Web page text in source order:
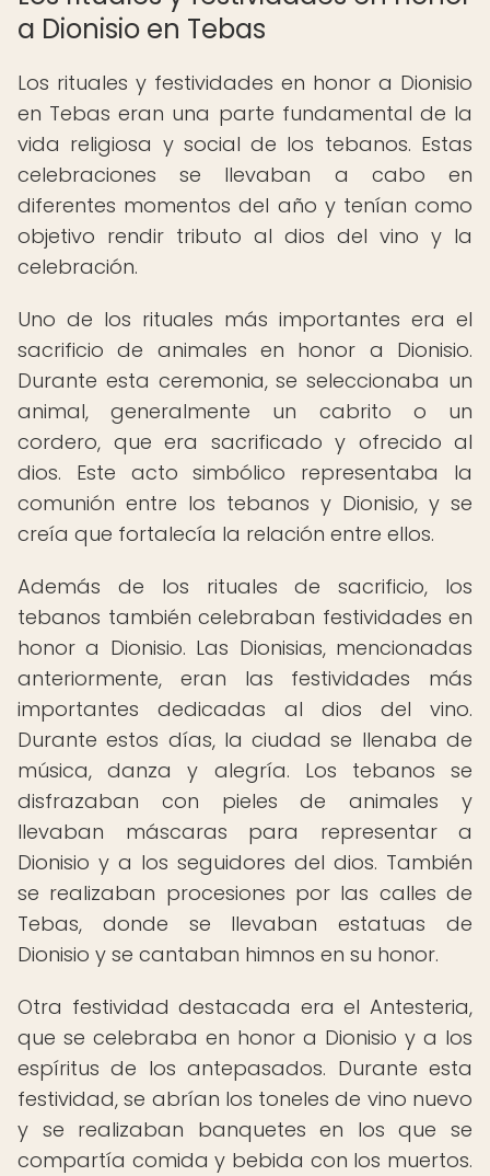
a Dionisio en Tebas
Los rituales y festividades en honor a Dionisio
en Tebas eran una parte fundamental de la
vida religiosa y social de los tebanos. Estas
celebraciones se llevaban a cabo en
diferentes momentos del año y tenían como
objetivo rendir tributo al dios del vino y la
celebración.
Uno de los rituales más importantes era el
sacrificio de animales en honor a Dionisio.
Durante esta ceremonia, se seleccionaba un
animal, generalmente un cabrito o un
cordero, que era sacrificado y ofrecido al
dios. Este acto simbólico representaba la
comunión entre los tebanos y Dionisio, y se
creía que fortalecía la relación entre ellos.
Además de los rituales de sacrificio, los
tebanos también celebraban festividades en
honor a Dionisio. Las Dionisias, mencionadas
anteriormente, eran las festividades más
importantes dedicadas al dios del vino.
Durante estos días, la ciudad se llenaba de
música, danza y alegría. Los tebanos se
disfrazaban con pieles de animales y
llevaban máscaras para representar a
Dionisio y a los seguidores del dios. También
se realizaban procesiones por las calles de
Tebas, donde se llevaban estatuas de
Dionisio y se cantaban himnos en su honor.
Otra festividad destacada era el Antesteria,
que se celebraba en honor a Dionisio y a los
espíritus de los antepasados. Durante esta
festividad, se abrían los toneles de vino nuevo
y se realizaban banquetes en los que se
compartía comida y bebida con los muertos.